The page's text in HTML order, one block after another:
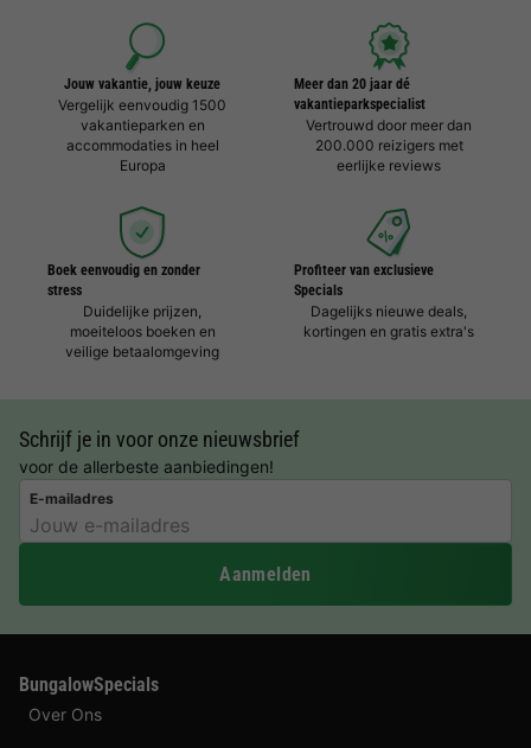
Jouw vakantie, jouw keuze
Vergelijk eenvoudig 1500
vakantieparken en
accommodaties in heel
Europa
Meer dan 20 jaar dé
vakantieparkspecialist
Vertrouwd door meer dan
200.000 reizigers met
eerlijke reviews
Boek eenvoudig en zonder
stress
Duidelijke prijzen,
moeiteloos boeken en
veilige betaalomgeving
Profiteer van exclusieve
Specials
Dagelijks nieuwe deals,
kortingen en gratis extra's
Schrijf je in voor onze nieuwsbrief
voor de allerbeste aanbiedingen!
E-mailadres
Aanmelden
BungalowSpecials
Over Ons